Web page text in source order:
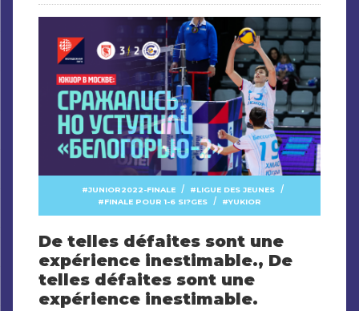
JUNIOR2022-FINALE / LIGUE DES JEUNES /
FINALE POUR 1-6 SI?GES / YUKIOR
De telles défaites sont une
expérience inestimable., De
telles défaites sont une
expérience inestimable.